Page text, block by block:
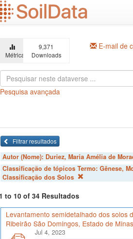
Ir
para
o
principal
Métricas
9,371
Downloads
E-mail de
Pesquisa avançada
Filtrar resultados
Autor (Nome): Duriez, Maria Amélia de
Classificação de tópicos Termo: Gênese,
Classificação dos Solos
to 10 of 34 Resultados
Levantamento semidetalhado dos solos
Ribeirão São Domingos, Estado de
Jul 4, 2023